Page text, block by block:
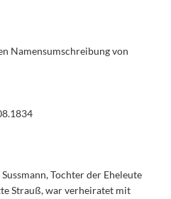
Namensumschreibung von
Tochter der Eheleute
Strauß, war verheiratet mit